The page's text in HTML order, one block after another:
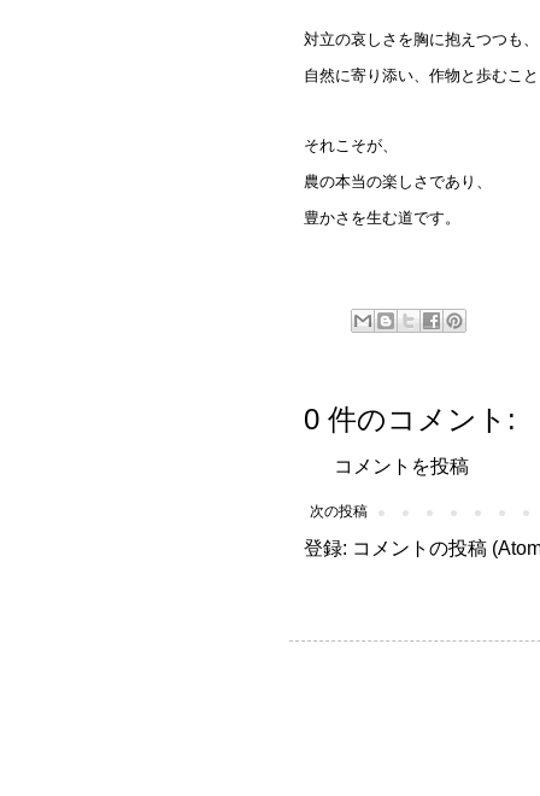
対立の哀しさを胸に抱えつつも、
自然に寄り添い、作物と歩むこ
それこそが、
農の本当の楽しさであり、
豊かさを生む道です。
0 件のコメント:
コメントを投稿
次の投稿
登録: コメントの投稿